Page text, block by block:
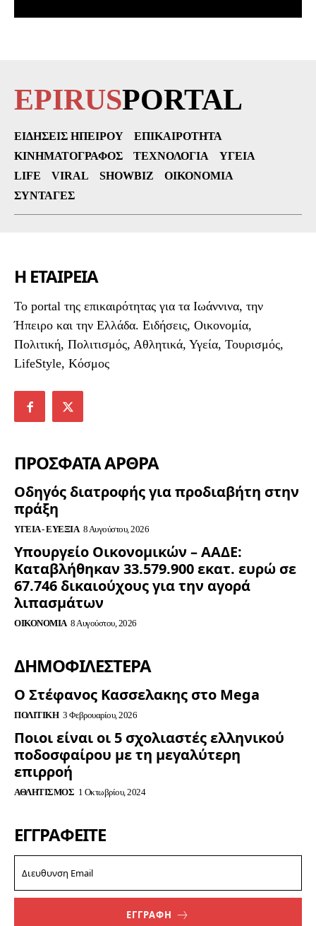
EPIRUSPORTAL
ΕΙΔΉΣΕΙΣ ΗΠΕΊΡΟΥ
ΕΠΙΚΑΙΡΌΤΗΤΑ
ΚΙΝΗΜΑΤΟΓΡΆΦΟΣ
ΤΕΧΝΟΛΟΓΊΑ
ΥΓΕΊΑ
LIFE
VIRAL SHOWBIZ
ΟΙΚΟΝΟΜΊΑ
ΣΥΝΤΑΓΈΣ
Η ΕΤΑΙΡΕΙΑ
To portal της επικαιρότητας για τα Ιωάννινα, την
Ήπειρο και την Ελλάδα. Ειδήσεις, Οικονομία,
Πολιτική, Πολιτισμός, Αθλητικά, Υγεία, Τουρισμός,
LifeStyle, Κόσμος
ΠΡΟΣΦΑΤΑ ΑΡΘΡΑ
Οδηγός διατροφής για προδιαβήτη στην
πράξη
ΥΓΕΊΑ - ΕΥΕΞΊΑ 8 Αυγούστου, 2026
Υπουργείο Οικονομικών – ΑΑΔΕ:
Καταβλήθηκαν 33.579.900 εκατ. ευρώ σε
67.746 δικαιούχους για την αγορά
λιπασμάτων
ΟΙΚΟΝΟΜΊΑ 8 Αυγούστου, 2026
ΔΗΜΟΦΙΛΈΣΤΕΡΑ
Ο Στέφανος Κασσελακης στο Mega
ΠΟΛΙΤΙΚΉ 3 Φεβρουαρίου, 2026
Ποιοι είναι οι 5 σχολιαστές ελληνικού
ποδοσφαίρου με τη μεγαλύτερη
επιρροή
ΑΘΛΗΤΙΣΜΌΣ 1 Οκτωβρίου, 2024
ΕΓΓΡΑΦΕΊΤΕ
ΕΓΓΡΑΦΗ